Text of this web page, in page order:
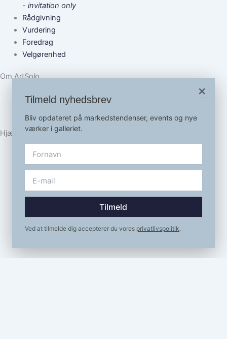
- invitation only
Rådgivning
Vurdering
Foredrag
Velgørenhed
Om ArtSolo
Om Kasper Nielsen
Hjælp
FAQ
Privatlivspolitik & cookies
Handelsbetingelser
Kontakt
CVR: 45002268
×
Tilmeld nyhedsbrev
Bliv opdateret på markedstendenser, events og nye
værker i galleriet.
Tilmeld
Ved at tilmelde dig accepterer du vores privatlivspolitik.